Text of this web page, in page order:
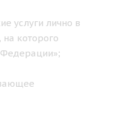
услуги лично в
которого